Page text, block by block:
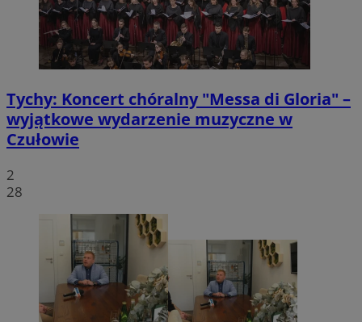
Tychy: Koncert chóralny "Messa di Gloria" –
wyjątkowe wydarzenie muzyczne w
Czułowie
2
28